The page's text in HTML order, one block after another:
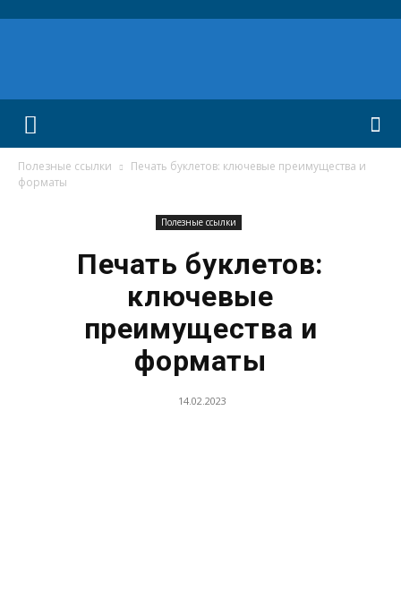
Полезные ссылки
Печать буклетов: ключевые преимущества и
форматы
Полезные ссылки
Печать буклетов:
ключевые
преимущества и
форматы
14.02.2023